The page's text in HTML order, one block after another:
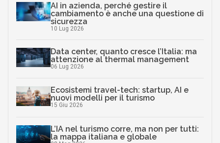
AI in azienda, perché gestire il
cambiamento è anche una questione di
sicurezza
10 Lug 2026
Data center, quanto cresce l’Italia: ma
attenzione al thermal management
06 Lug 2026
Ecosistemi travel-tech: startup, AI e
nuovi modelli per il turismo
15 Giu 2026
L’IA nel turismo corre, ma non per tutti:
la mappa italiana e globale